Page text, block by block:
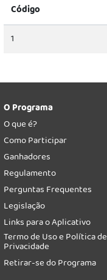
Código
1
O Programa
O que é?
Como Participar
Ganhadores
Regulamento
Perguntas Frequentes
Legislação
Links para o Aplicativo
Termo de Uso e Política de
Privacidade
Retirar-se do Programa